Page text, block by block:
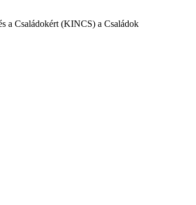
a Családokért (KINCS) a Családok